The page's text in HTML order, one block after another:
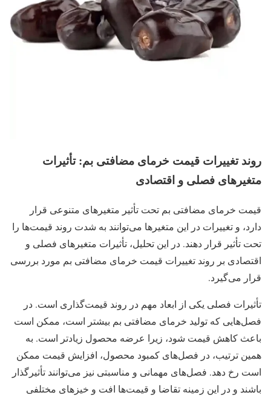
روند تغییرات قیمت خرمای مضافتی بم: تأثیرات
متغیرهای فصلی و اقتصادی
قیمت خرمای مضافتی بم تحت تأثیر متغیرهای متنوعی قرار
دارد، و تغییرات در این متغیرها می‌توانند به شدت روند قیمت‌ها را
تحت تأثیر قرار دهند. در این تحلیل، تأثیرات متغیرهای فصلی و
اقتصادی بر روند تغییرات قیمت خرمای مضافتی بم مورد بررسی
قرار می‌گیرد.
تأثیرات فصلی یکی از ابعاد مهم در روند قیمت‌گذاری است. در
فصل‌هایی که تولید خرمای مضافتی بم بیشتر است، ممکن است
باعث کاهش قیمت شود، زیرا عرضه محصول زیادتر است. به
همین ترتیب، در فصل‌های کمبود محصول، افزایش قیمت ممکن
است رخ دهد. فصل‌های مهمانی و مناسبتی نیز می‌توانند تأثیرگذار
باشند و در این زمینه تقاضا و قیمت‌ها افت و خیزهای مختلفی